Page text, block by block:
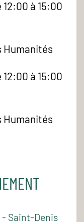
à 15:00
Humanités
à 15:00
Humanités
- Saint-Denis